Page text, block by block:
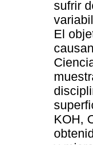
sufrir
El
KOH,